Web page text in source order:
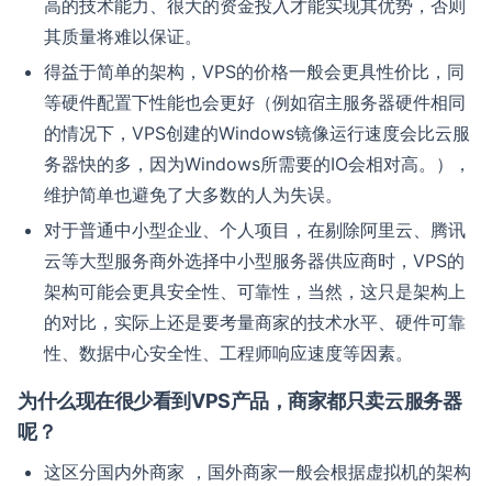
高的技术能力、很大的资金投入才能实现其优势，否则
其质量将难以保证。
得益于简单的架构，VPS的价格一般会更具性价比，同
等硬件配置下性能也会更好（例如宿主服务器硬件相同
的情况下，VPS创建的Windows镜像运行速度会比云服
务器快的多，因为Windows所需要的IO会相对高。），
维护简单也避免了大多数的人为失误。
对于普通中小型企业、个人项目，在剔除阿里云、腾讯
云等大型服务商外选择中小型服务器供应商时，VPS的
架构可能会更具安全性、可靠性，当然，这只是架构上
的对比，实际上还是要考量商家的技术水平、硬件可靠
性、数据中心安全性、工程师响应速度等因素。
为什么现在很少看到VPS产品，商家都只卖云服务器
呢？
这区分国内外商家 ，国外商家一般会根据虚拟机的架构